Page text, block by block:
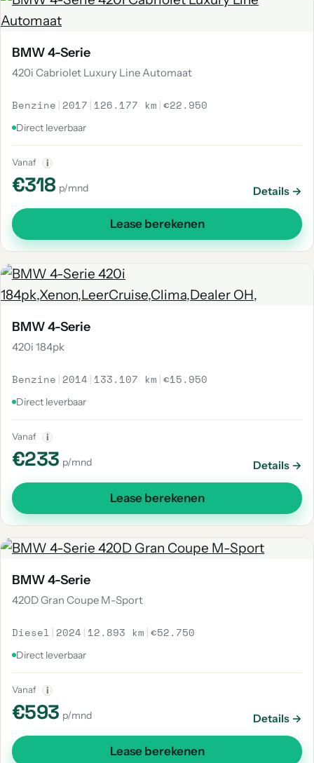
BMW 4-Serie
420i Cabriolet Luxury Line Automaat
Benzine | 2017 | 126.177 km |€22.950
Direct leverbaar
Vanaf i
€318 p/mnd Details →
Lease berekenen
BMW 4-Serie
420i 184pk
Benzine | 2014 | 133.107 km |€15.950
Direct leverbaar
Vanaf i
€233 p/mnd Details →
Lease berekenen
BMW 4-Serie
420D Gran Coupe M-Sport
Diesel | 2024 | 12.893 km |€52.750
Direct leverbaar
Vanaf i
€593 p/mnd Details →
Lease berekenen